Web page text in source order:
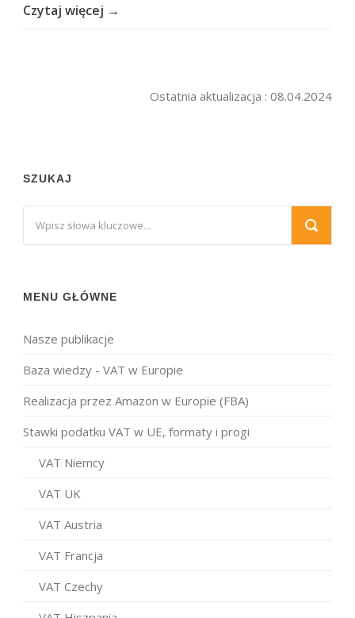
Czytaj więcej →
Ostatnia aktualizacja : 08.04.2024
SZUKAJ
MENU GŁÓWNE
Nasze publikacje
Baza wiedzy - VAT w Europie
Realizacja przez Amazon w Europie (FBA)
Stawki podatku VAT w UE, formaty i progi
VAT Niemcy
VAT UK
VAT Austria
VAT Francja
VAT Czechy